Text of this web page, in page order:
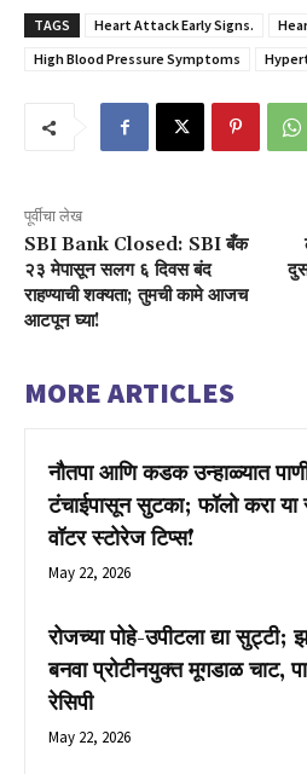
TAGS Heart Attack Early Signs.
High Blood Pressure Symptoms
पूर्वीचा लेख
SBI Bank Closed: SBI बँक
२३ मेपासून सलग ६ दिवस बंद
राहण्याची शक्यता; तुमची कामे आजच
आटपून घ्या!
MORE ARTICLES
नौतपा आणि कडक उन्हाळ्यात
टंचाईपासून सुटका; फॉलो करा या
वॉटर स्टोरेज टिप्स!
May 22, 2026
रोजच्या पोहे-उपीटला द्या सुट्टी;
बनवा प्रोटीनयुक्त मूगडाळ चाट,
रेसिपी
May 22, 2026